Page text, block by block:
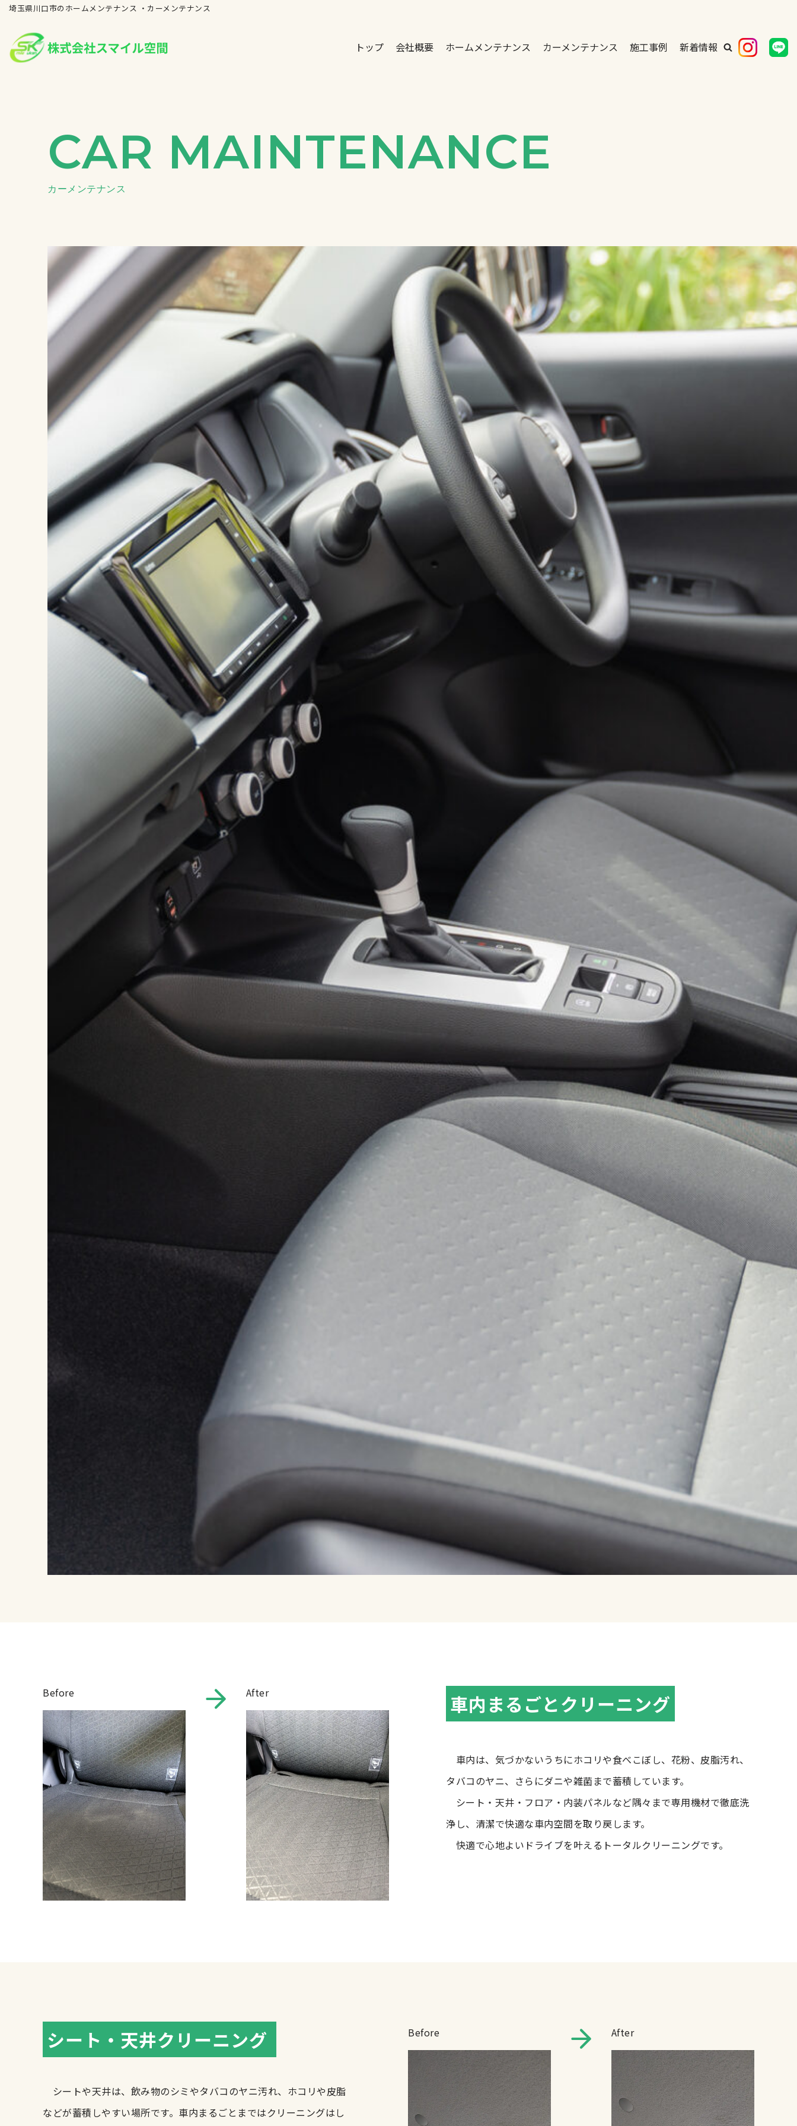
ン
テ
埼玉県川口市のホームメンテナンス ・カーメンテナンス
トップ 会社概要 ホームメンテナンス カーメンテナンス 施工事例 新着情報
CAR MAINTENANCE
カーメンテナンス
Before After 車内まるごとクリーニング
車内は、気づかないうちにホコリや食べこぼし、花粉、皮脂汚れ、
タバコのヤニ、さらにダニや雑菌まで蓄積しています。
シート・天井・フロア・内装パネルなど隅々まで専用機材で徹底洗
浄し、清潔で快適な車内空間を取り戻します。
快適で心地よいドライブを叶えるトータルクリーニングです。
シート・天井クリーニング
シートや天井は、飲み物のシミやタバコのヤニ汚れ、ホコリや皮脂
などが蓄積しやすい場所です。車内まるごとまではクリーニングはし
Before After